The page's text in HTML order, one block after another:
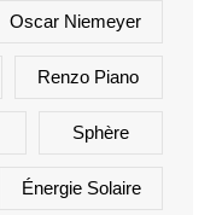
Oscar Niemeyer
Renzo Piano
Sphère
Énergie Solaire